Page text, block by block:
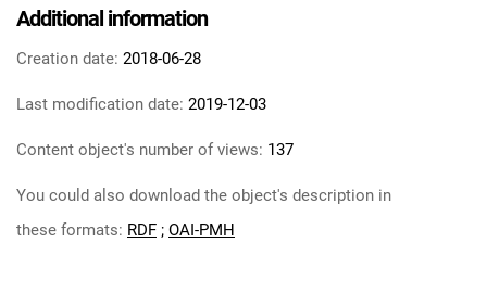
Additional information
Creation date: 2018-06-28
Last modification date: 2019-12-03
Content object's number of views: 137
You could also download the object's description in
these formats: RDF ; OAI-PMH